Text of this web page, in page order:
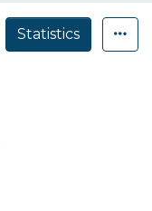
Statistics